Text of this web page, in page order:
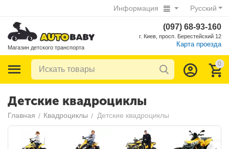
Русский
Информация
Магазин детского транспорта
(097) 68-93-160
г. Киев, просп. Берестейский 12
Карта проезда
0
Детские квадроциклы
Главная / Квадроциклы / Детские квадроциклы